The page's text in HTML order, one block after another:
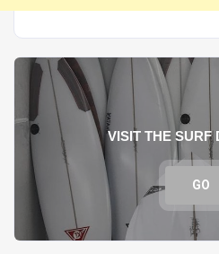
VISIT THE SURF
GO